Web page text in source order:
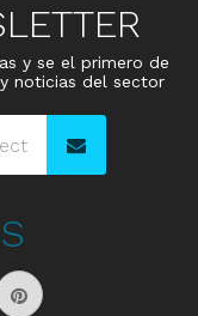
y se el primero de
noticias del sector